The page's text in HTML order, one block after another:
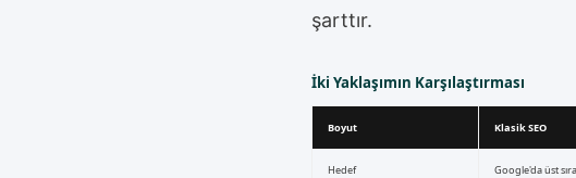
şarttır.
İki Yaklaşımın Karşılaştırması
Boyut Klasik SEO
Hedef Google'da üst sıra